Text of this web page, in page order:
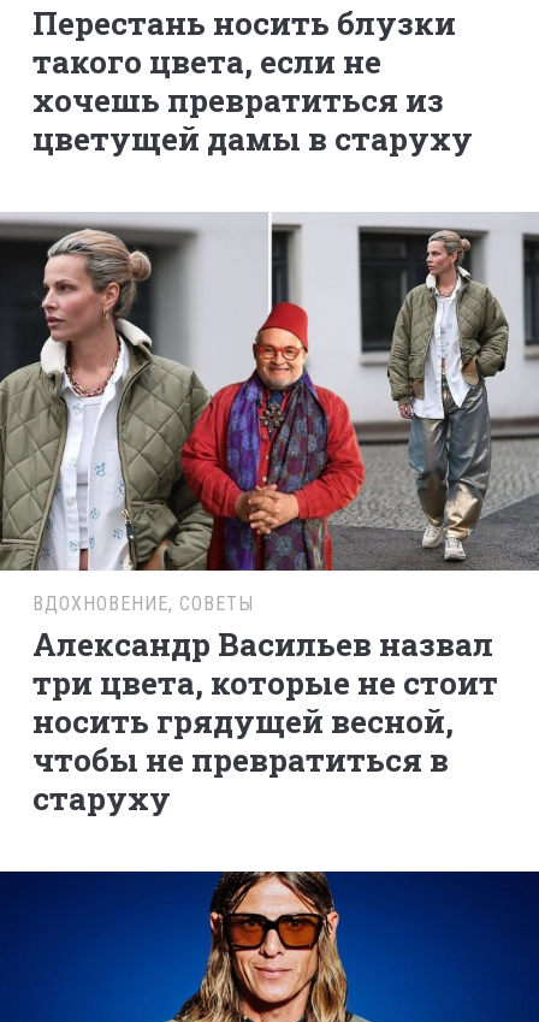
Перестань носить блузки
такого цвета, если не
хочешь превратиться из
цветущей дамы в старуху
ВДОХНОВЕНИЕ, СОВЕТЫ
Александр Васильев назвал
три цвета, которые не стоит
носить грядущей весной,
чтобы не превратиться в
старуху